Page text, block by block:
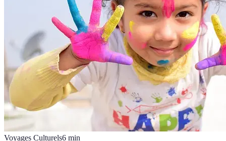
Voyages Culturels6 min